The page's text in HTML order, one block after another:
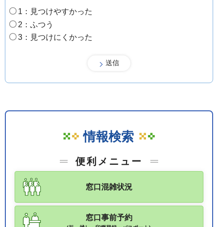
1：見つけやすかった
2：ふつう
3：見つけにくかった
情報検索
便利メニュー
窓口混雑状況
窓口事前予約